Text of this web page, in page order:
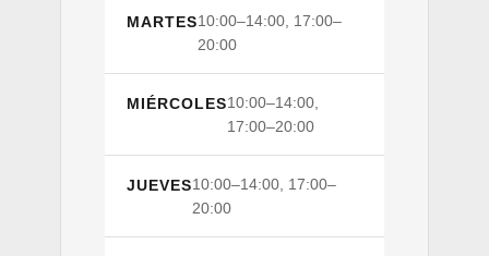
MARTES10:00–14:00, 17:00–
20:00
MIÉRCOLES10:00–14:00,
17:00–20:00
JUEVES10:00–14:00, 17:00–
20:00